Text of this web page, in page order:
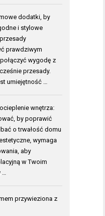
dodatki, by
i stylowe
prawdziwym
wygodę z
przesady.
umiejętność …
wnętrza:
by poprawić
o trwałość domu
wymaga
aby
w Twoim
…
przywieziona z